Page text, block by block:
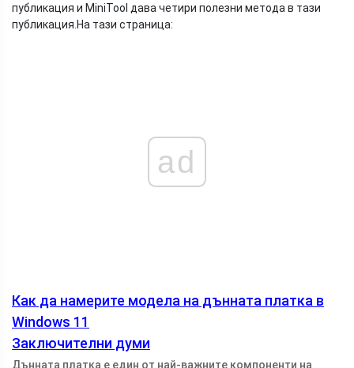
публикация и MiniTool дава четири полезни метода в тази
публикация. На тази страница:
ad
Как да намерите модела на дънната платка в
Windows 11
Заключителни думи
Дънната платка е един от най-важните компоненти на